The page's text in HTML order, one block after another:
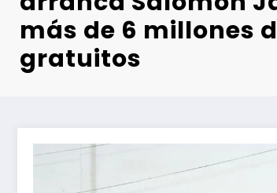
más de 6 millones
gratuitos